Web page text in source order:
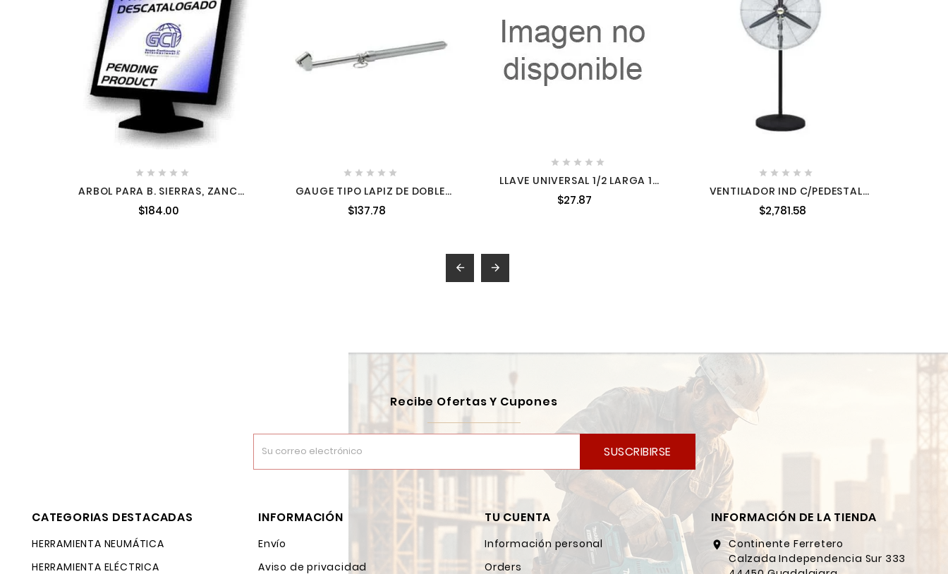
    
ARBOL PARA B. SIERRAS, ZANCO
DE 14' CON CUERDA DE 12
AMIL49566950
$184.00
    
GAUGE TIPO LAPIZ DE DOBLE
SURTEK 107274
$137.78
    
LLAVE UNIVERSAL 1/2 LARGA 11
CM. AVANTE
$27.87
    
VENTILADOR IND C/PEDESTAL
ALTA V. 30" ADIR2072
$2,781.58
 
Recibe Ofertas Y Cupones
SUSCRIBIRSE
CATEGORIAS DESTACADAS
HERRAMIENTA NEUMÁTICA
HERRAMIENTA ELÉCTRICA
INFORMACIÓN
Envío
Aviso de privacidad
TU CUENTA
Información personal
Orders
INFORMACIÓN DE LA TIENDA
location_on Continente Ferretero
Calzada Independencia Sur 333